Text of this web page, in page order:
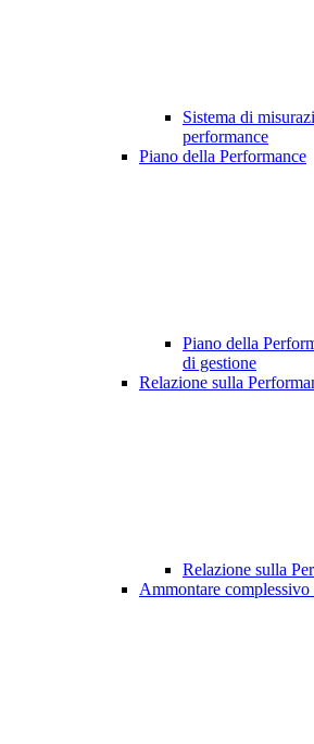
Sistema di
performance
Piano della Performance
Piano della
di gestione
Relazione sulla
Relazione sulla
Ammontare complessivo